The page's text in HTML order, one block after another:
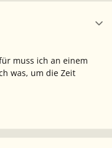
muss ich an einem
was, um die Zeit